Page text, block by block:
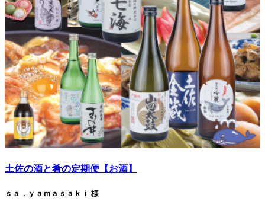
土佐の酒と肴の定期便【お酒】
ｓａ．ｙａｍａｓａｋｉ 様